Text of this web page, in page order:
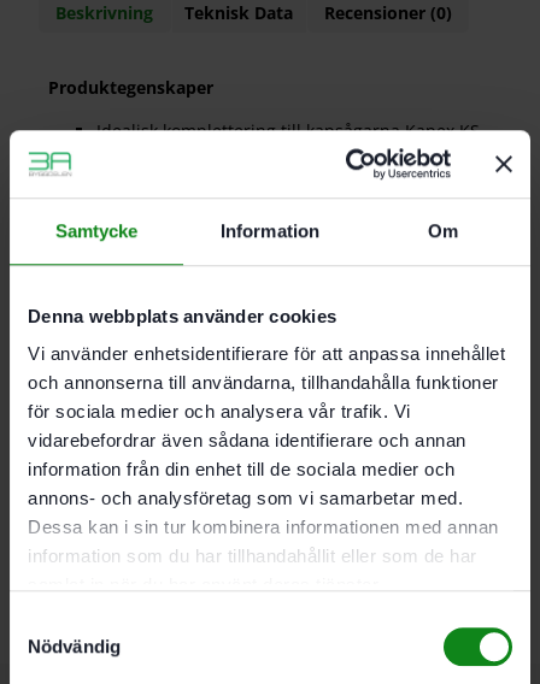
Samtycke Information Om
Denna webbplats använder cookies
Vi använder enhetsidentifierare för att anpassa innehållet
och annonserna till användarna, tillhandahålla funktioner
för sociala medier och analysera vår trafik. Vi
vidarebefordrar även sådana identifierare och annan
information från din enhet till de sociala medier och
annons- och analysföretag som vi samarbetar med.
Dessa kan i sin tur kombinera informationen med annan
information som du har tillhandahållit eller som de har
Nödvändig
Beskrivning Teknisk Data Recensioner (0)
Produktegenskaper
Idealisk komplettering till kapsågarna Kapex KS
Ergonomiskt arbete med en bordshöjd på 79 cm
Flyttbar genom platsbesparande fällbara ben
Blir en riktig sågstation i kombination med
Säker uppställning av Kapex KS 88 och KS 120
Perfekt bearbetning av arbetsobjekt tack vare en
idealisk arbetshöjd på 90 cm
Idealisk även ute på montagejobb tack vare
fällbara ben och låg vikt
Används som stativ för Kapex
Spännsats SZ-KS krävs för fixering
Leveransomfattning
Bord med hålplatta och fällbara ben. i kartong